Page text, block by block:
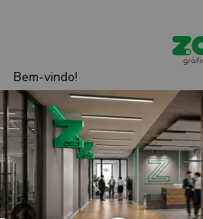
Bem-vindo!
Entre
oucadastre-se